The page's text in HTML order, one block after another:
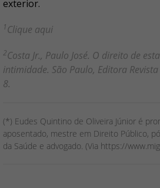
exterior.
1Clique aqui
2Costa Jr., Paulo José. O direito de
intimidade. São Paulo, Editora
8.
(*) Eudes Quintino de Oliveira Júnior é
aposentado, mestre em Direito Público,
da Saúde e advogado. (Via https://